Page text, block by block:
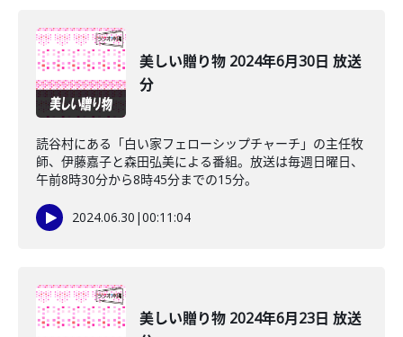
美しい贈り物 2024年6月30日 放送
分
読谷村にある「白い家フェローシップチャーチ」の主任牧
師、伊藤嘉子と森田弘美による番組。放送は毎週日曜日、
午前8時30分から8時45分までの15分。
2024.06.30 |00:11:04
美しい贈り物 2024年6月23日 放送